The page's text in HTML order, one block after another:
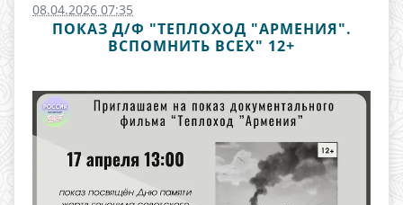
08.04.2026 07:35
ПОКАЗ Д/Ф "ТЕПЛОХОД "АРМЕНИЯ".
ВСПОМНИТЬ ВСЕХ" 12+